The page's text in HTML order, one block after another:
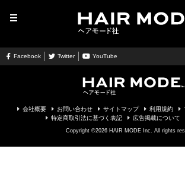
Facebook Twitter YouTube
会社概要 お問い合わせ サイトマップ 利用規約
特定商取引法に基づく表記
広告掲載について
Copyright ©2026 HAIR MODE Inc. All rights